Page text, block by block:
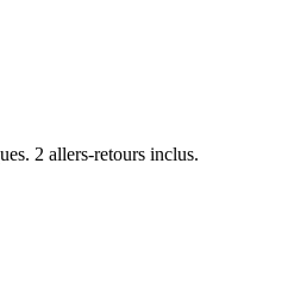
2 allers-retours inclus.